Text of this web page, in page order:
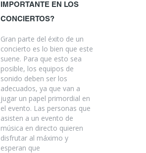
IMPORTANTE EN LOS
CONCIERTOS?
Gran parte del éxito de un
concierto es lo bien que este
suene. Para que esto sea
posible, los equipos de
sonido deben ser los
adecuados, ya que van a
jugar un papel primordial en
el evento. Las personas que
asisten a un evento de
música en directo quieren
disfrutar al máximo y
esperan que